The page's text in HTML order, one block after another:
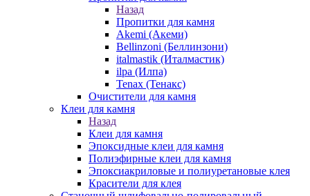
Назад
Пропитки для камня
Akemi (Акеми)
Bellinzoni (Беллинзони)
italmastik (Италмастик)
ilpa (Илпа)
Tenax (Тенакс)
Очистители для камня
Клеи для камня
Назад
Клеи для камня
Эпоксидные клеи для камня
Полиэфирные клеи для камня
Эпоксиакриловые и полиуретановые клея
Красители для клея